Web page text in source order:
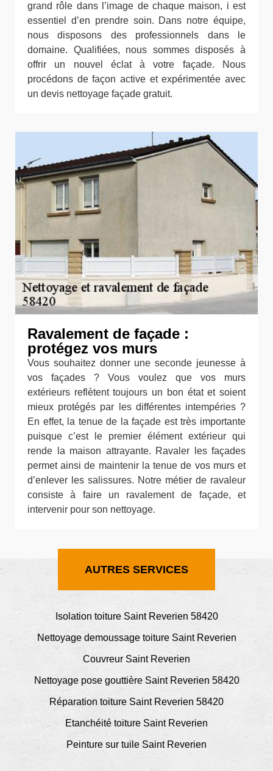
grand rôle dans l’image de chaque maison, i est
essentiel d’en prendre soin. Dans notre équipe,
nous disposons des professionnels dans le
domaine. Qualifiées, nous sommes disposés à
offrir un nouvel éclat à votre façade. Nous
procédons de façon active et expérimentée avec
un devis nettoyage façade gratuit.
Ravalement de façade :
protégez vos murs
Vous souhaitez donner une seconde jeunesse à
vos façades ? Vous voulez que vos murs
extérieurs reflètent toujours un bon état et soient
mieux protégés par les différentes intempéries ?
En effet, la tenue de la façade est très importante
puisque c’est le premier élément extérieur qui
rende la maison attrayante. Ravaler les façades
permet ainsi de maintenir la tenue de vos murs et
d’enlever les salissures. Notre métier de ravaleur
consiste à faire un ravalement de façade, et
intervenir pour son nettoyage.
AUTRES SERVICES
Isolation toiture Saint Reverien 58420
Nettoyage demoussage toiture Saint Reverien
Couvreur Saint Reverien
Nettoyage pose gouttière Saint Reverien 58420
Réparation toiture Saint Reverien 58420
Etanchéité toiture Saint Reverien
Peinture sur tuile Saint Reverien